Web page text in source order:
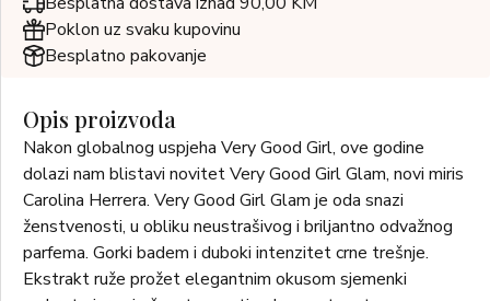
Poklon uz svaku kupovinu
Besplatno pakovanje
Opis proizvoda
Nakon globalnog uspjeha Very Good Girl, ove godine
dolazi nam blistavi novitet Very Good Girl Glam, novi miris
Carolina Herrera. Very Good Girl Glam je oda snazi
ženstvenosti, u obliku neustrašivog i briljantno odvažnog
parfema. Gorki badem i duboki intenzitet crne trešnje.
Ekstrakt ruže prožet elegantnim okusom sjemenki